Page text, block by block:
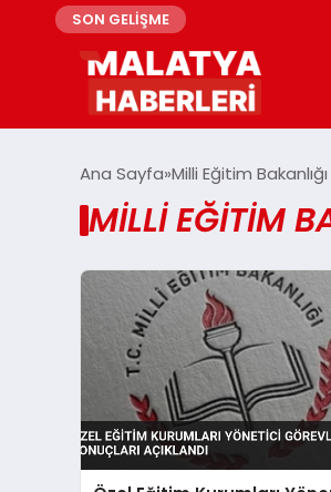
SON GELİŞME
Ana Sayfa Milli Eğitim Bakanlığı
MILLI EĞITIM